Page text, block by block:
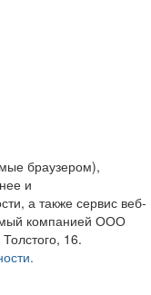
браузером),
и
а также сервис веб-
компанией ООО
16.